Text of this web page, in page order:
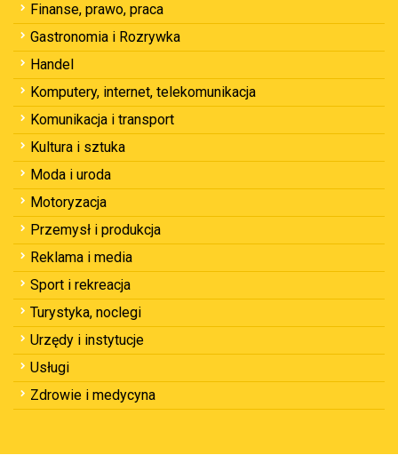
Finanse, prawo, praca
Gastronomia i Rozrywka
Handel
Komputery, internet, telekomunikacja
Komunikacja i transport
Kultura i sztuka
Moda i uroda
Motoryzacja
Przemysł i produkcja
Reklama i media
Sport i rekreacja
Turystyka, noclegi
Urzędy i instytucje
Usługi
Zdrowie i medycyna